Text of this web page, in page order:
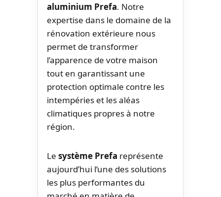
aluminium Prefa. Notre
expertise dans le domaine de la
rénovation extérieure nous
permet de transformer
l’apparence de votre maison
tout en garantissant une
protection optimale contre les
intempéries et les aléas
climatiques propres à notre
région.
Le système Prefa représente
aujourd’hui l’une des solutions
les plus performantes du